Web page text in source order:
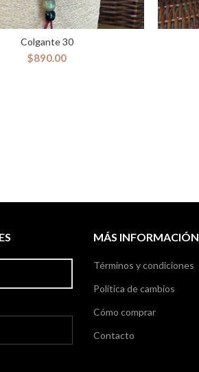
OPCIONES
Colgante 30
$890.00
MÁS INFORMACIÓN
Términos y condiciones
Política de cambios
Cómo comprar
Contacto